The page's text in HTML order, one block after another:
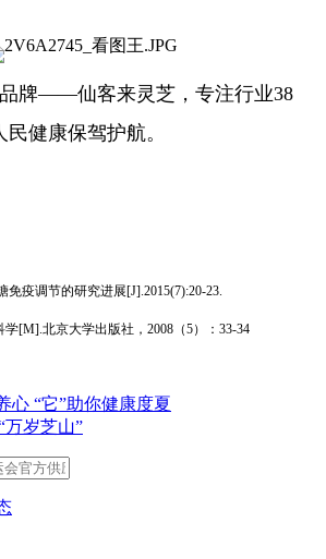
牌——仙客来灵芝，专注行业38
健康保驾护航。
疫调节的研究进展[J].2015(7):20-23.
[M].北京大学出版社，2008（5）：33-34
心 “它”助你健康度夏
万岁芝山”